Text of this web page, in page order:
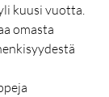
kuusi vuotta.
omasta